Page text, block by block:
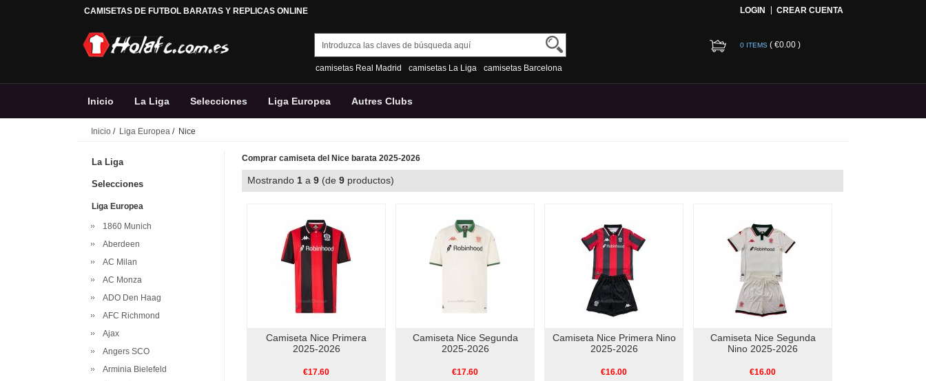
CAMISETAS DE FUTBOL BARATAS Y REPLICAS ONLINE LOGIN CREAR CUENTA
camisetas Real Madrid camisetas La Liga camisetas Barcelona
0 ITEMS ( €0.00 )
Inicio La Liga Selecciones Liga Europea Autres Clubs
Inicio / Liga Europea / Nice
La Liga
Selecciones
Liga Europea
1860 Munich
Aberdeen
AC Milan
AC Monza
ADO Den Haag
AFC Richmond
Ajax
Angers SCO
Arminia Bielefeld
Comprar camiseta del Nice barata 2025-2026
Mostrando 1 a 9 (de 9 productos)
Camiseta Nice Primera
2025-2026
€17.60
Camiseta Nice Segunda
2025-2026
€17.60
Camiseta Nice Primera Nino
2025-2026
€16.00
Camiseta Nice Segunda
Nino 2025-2026
€16.00